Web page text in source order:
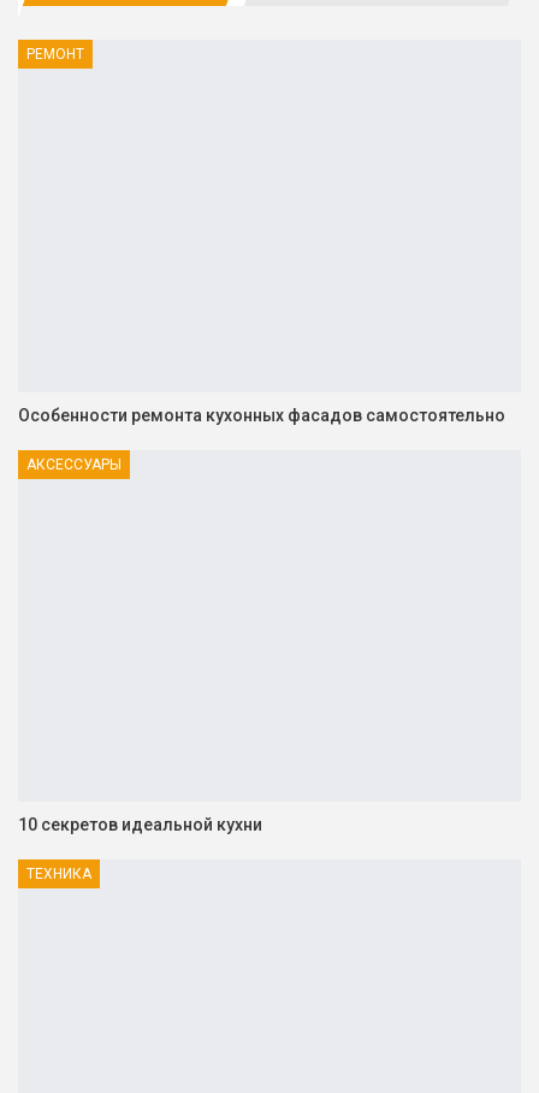
РЕМОНТ
Особенности ремонта кухонных фасадов самостоятельно
АКСЕССУАРЫ
10 секретов идеальной кухни
ТЕХНИКА